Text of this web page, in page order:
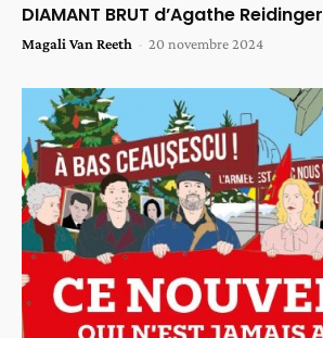
DIAMANT BRUT d’Agathe Reidinger
Magali Van Reeth - 20 novembre 2024